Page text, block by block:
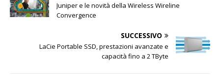
Juniper e le novità della Wireless Wireline
Convergence
SUCCESSIVO
LaCie Portable SSD, prestazioni avanzate e
capacità fino a 2 TByte